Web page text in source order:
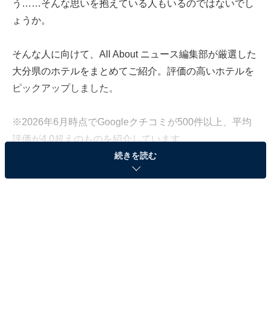
う……そんな思いを抱えている人もいるのではないでし
ょうか。
そんな人に向けて、All About ニュース編集部が厳選した
大分県のホテルをまとめてご紹介。評価の高いホテルを
ピックアップしました。
※2026年6月時点でGoogleクチコミが500件以上、平均
評価が4.0超えのものを紹介しています
この記事の執筆者： All About ニュース お買
続きを読む